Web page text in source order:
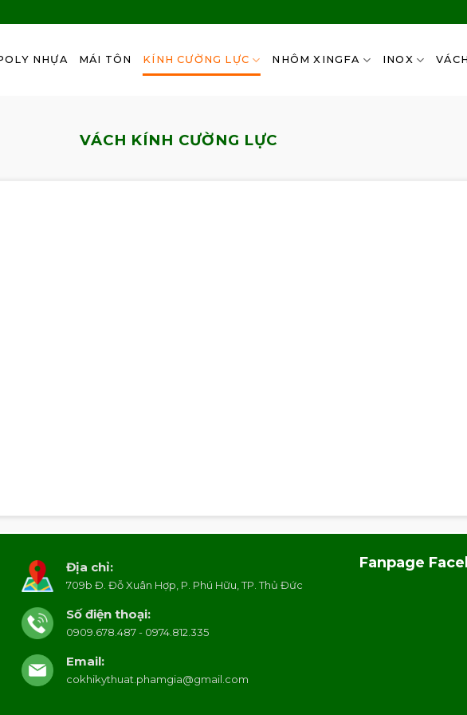
NHỰA MÁI TÔN KÍNH CƯỜNG LỰC NHÔM XINGFA INOX
VÁCH KÍNH CƯỜNG LỰC
Địa chỉ:
709b Đ. Đỗ Xuân Hợp, P. Phú Hữu, TP. Thủ Đức
Số điện thoại:
0909.678.487 - 0974.812.335
Email:
cokhikythuat.phamgia@gmail.com
Fanpage